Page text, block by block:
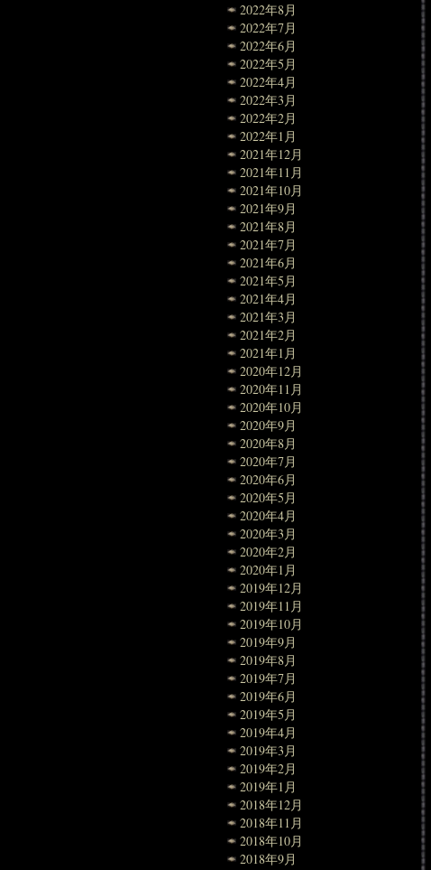
2022年8月
2022年7月
2022年6月
2022年5月
2022年4月
2022年3月
2022年2月
2022年1月
2021年12月
2021年11月
2021年10月
2021年9月
2021年8月
2021年7月
2021年6月
2021年5月
2021年4月
2021年3月
2021年2月
2021年1月
2020年12月
2020年11月
2020年10月
2020年9月
2020年8月
2020年7月
2020年6月
2020年5月
2020年4月
2020年3月
2020年2月
2020年1月
2019年12月
2019年11月
2019年10月
2019年9月
2019年8月
2019年7月
2019年6月
2019年5月
2019年4月
2019年3月
2019年2月
2019年1月
2018年12月
2018年11月
2018年10月
2018年9月